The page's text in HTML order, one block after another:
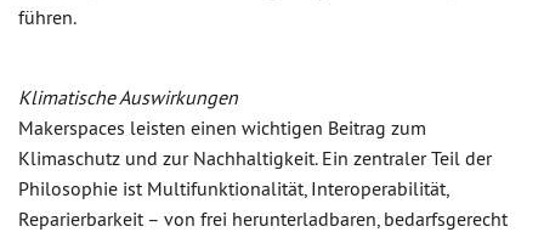
führen.
Klimatische Auswirkungen
Makerspaces leisten einen wichtigen Beitrag zum
Klimaschutz und zur Nachhaltigkeit. Ein zentraler Teil der
Philosophie ist Multifunktionalität, Interoperabilität,
Reparierbarkeit – von frei herunterladbaren, bedarfsgerecht